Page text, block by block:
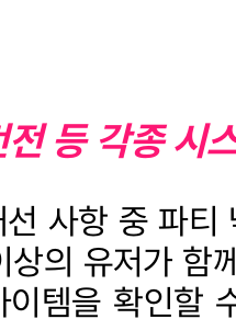
등 각종 시
사항 중 파티
의 유저가 함
템을 확인할